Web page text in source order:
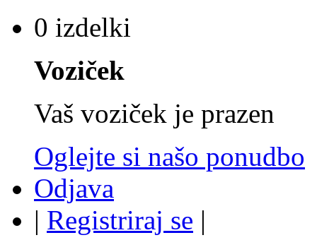
0 izdelki
Voziček
Vaš voziček je prazen
Oglejte si našo ponudbo
Odjava
| Registriraj se |